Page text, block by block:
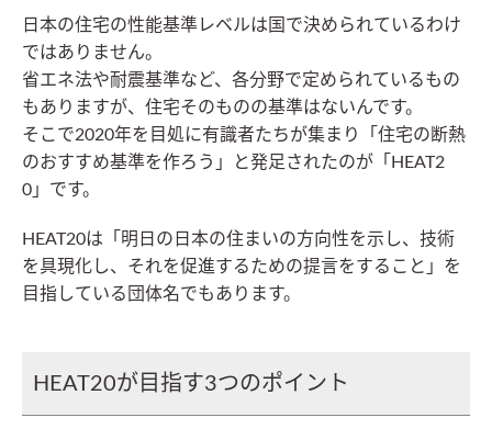
日本の住宅の性能基準レベルは国で決められているわけ
ではありません。
省エネ法や耐震基準など、各分野で定められているもの
もありますが、住宅そのものの基準はないんです。
そこで2020年を目処に有識者たちが集まり「住宅の断熱
のおすすめ基準を作ろう」と発足されたのが「HEAT2
0」です。
HEAT20は「明日の日本の住まいの方向性を示し、技術
を具現化し、それを促進するための提言をすること」を
目指している団体名でもあります。
HEAT20が目指す3つのポイント